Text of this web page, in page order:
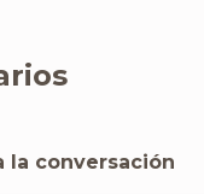
la conversación